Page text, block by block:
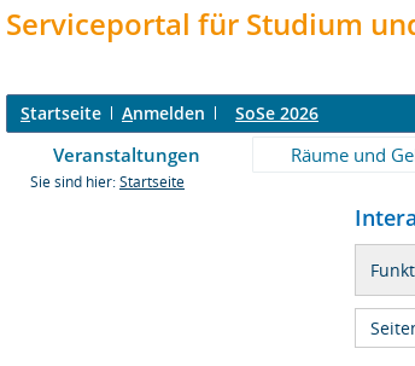
Serviceportal für Studium
Startseite Anmelden SoSe 2026
Veranstaltungen Räume und
Sie sind hier: Startseite